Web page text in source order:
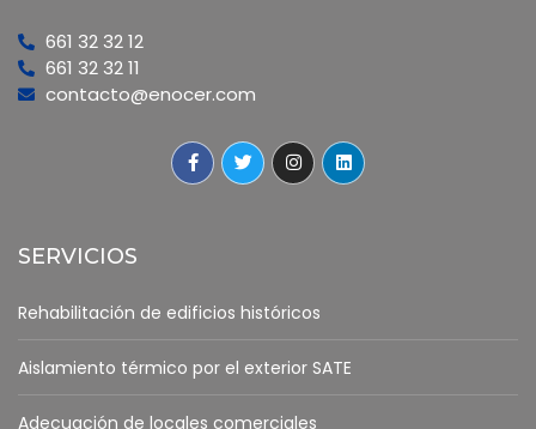
661 32 32 12
661 32 32 11
contacto@enocer.com
SERVICIOS
Rehabilitación de edificios históricos
Aislamiento térmico por el exterior SATE
Adecuación de locales comerciales